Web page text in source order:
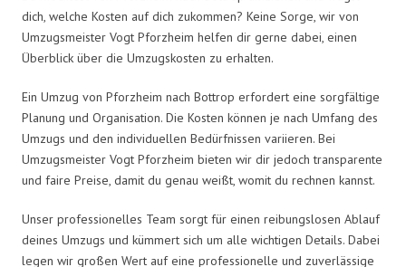
dich, welche Kosten auf dich zukommen? Keine Sorge, wir von
Umzugsmeister Vogt Pforzheim helfen dir gerne dabei, einen
Überblick über die Umzugskosten zu erhalten.
Ein Umzug von Pforzheim nach Bottrop erfordert eine sorgfältige
Planung und Organisation. Die Kosten können je nach Umfang des
Umzugs und den individuellen Bedürfnissen variieren. Bei
Umzugsmeister Vogt Pforzheim bieten wir dir jedoch transparente
und faire Preise, damit du genau weißt, womit du rechnen kannst.
Unser professionelles Team sorgt für einen reibungslosen Ablauf
deines Umzugs und kümmert sich um alle wichtigen Details. Dabei
legen wir großen Wert auf eine professionelle und zuverlässige